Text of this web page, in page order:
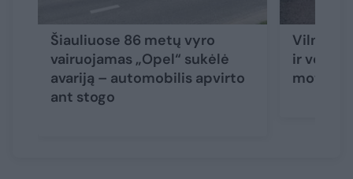
Šiauliuose 86 metų vyro
vairuojamas „Opel“ sukėlė
avariją – automobilis apvirto
ant stogo
Vilniuje
ir vėl